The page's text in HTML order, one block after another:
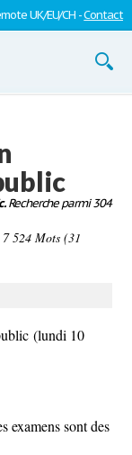
UK/EU/CH -Contact
Recherche parmi 304
Mots (31
(lundi 10
examens sont des